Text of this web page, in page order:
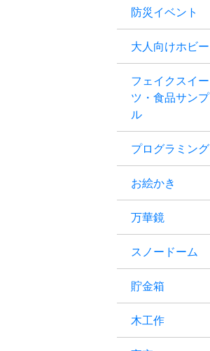
防災イベント
大人向けホビー
フェイクスイー
ツ・食品サンプ
ル
プログラミング
お絵かき
万華鏡
スノードーム
貯金箱
木工作